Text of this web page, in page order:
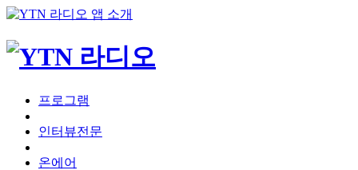
프로그램
인터뷰전문
온에어